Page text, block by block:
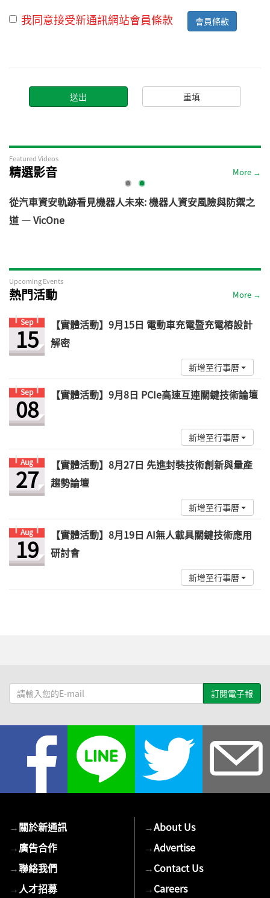
我同意接受新通訊網站會員條款
會員條款
Featured Videos
精選影音 More →
從汽車資安軌跡看見機器人未來: 機器人資安風險與防禦之
道 — VicOne
Upcoming Events
熱門活動 More →
Sep
15
【實體活動】9月15日 電動車充電暨充電樁設計
解密
新增至行事曆
Sep
08 【實體活動】9月8日 PCIe高速互連關鍵技術論壇
新增至行事曆
Aug
27
【實體活動】8月27日 先進封裝技術創新與量產
趨勢論壇
新增至行事曆
Aug
19
【實體活動】8月19日 AI無人載具關鍵技術應用
研討會
新增至行事曆
請
輸
→關於新通訊
→廣告合作
→聯絡我們
→人才招募
→About Us
→Advertise
→Contact Us
→Careers